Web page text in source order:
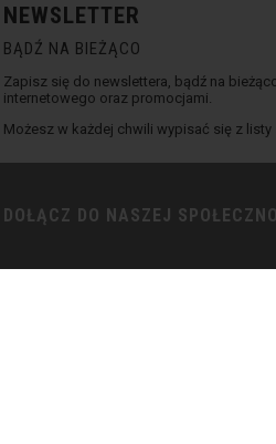
NEWSLETTER
BĄDŹ NA BIEŻĄCO
Zapisz się do newslettera, bądź na
internetowego oraz promocjami.
Możesz w każdej chwili wypisać się z listy
DOŁĄCZ DO NASZEJ